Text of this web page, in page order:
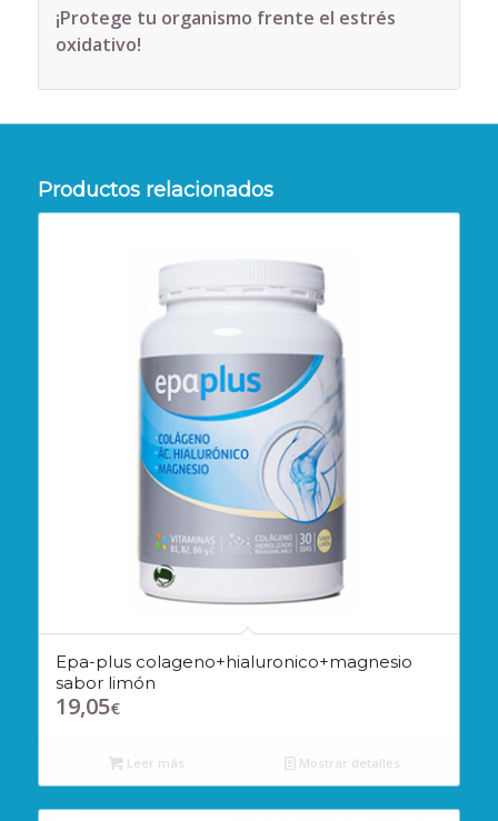
¡Protege tu organismo frente el estrés
oxidativo!
Productos relacionados
Epa-plus colageno+hialuronico+magnesio
sabor limón
19,05€
Leer más Mostrar detalles